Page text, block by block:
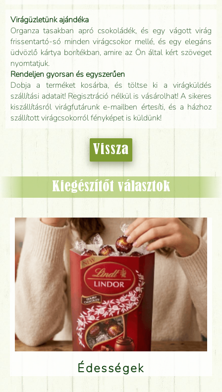
Virágüzletünk ajándéka
Organza tasakban apró csokoládék, és egy vágott virág
frissentartó-só minden virágcsokor mellé, és egy elegáns
üdvözlő kártya borítékban, amire az Ön által kért szöveget
nyomtatjuk.
Rendeljen gyorsan és egyszerűen
Dobja a terméket kosárba, és töltse ki a virágküldés
szállítási adatait! Regisztráció nélkül is vásárolhat! A sikeres
kiszállításról virágfutárunk e-mailben értesíti, és a házhoz
szállított virágcsokorról fényképet is küldünk!
Vissza
Kiegészítőt választok
Édességek